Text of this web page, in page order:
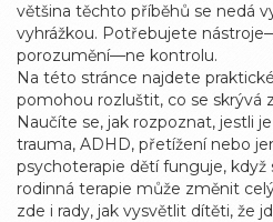
většina těchto příběhů se nedá
vyhrážkou. Potřebujete
porozumění—ne kontrolu.
Na této stránce najdete
pomohou rozluštit, co se skrývá
Naučíte se, jak rozpoznat, jestli
trauma, ADHD, přetížení nebo
psychoterapie dětí funguje,
rodinná terapie může změnit
zde i rady, jak vysvětlit dítěti, že